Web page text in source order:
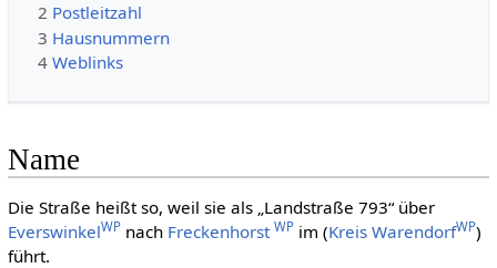
2 Postleitzahl
3 Hausnummern
4 Weblinks
Name
Die Straße heißt so, weil sie als „Landstraße 793“ über
EverswinkelWPnach Freckenhorst WPim (Kreis WarendorfWP)
führt.